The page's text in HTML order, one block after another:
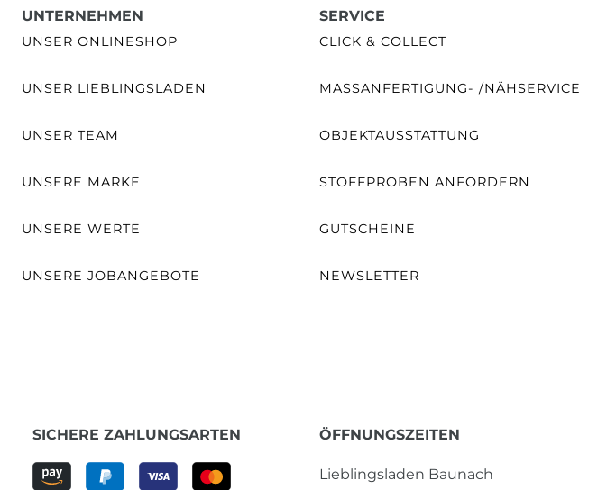
UNTERNEHMEN
UNSER ONLINESHOP
UNSER LIEBLINGSLADEN
UNSER TEAM
UNSERE MARKE
UNSERE WERTE
UNSERE JOBANGEBOTE
SERVICE
CLICK & COLLECT
MASSANFERTIGUNG- /NÄHSERVICE
OBJEKTAUSSTATTUNG
STOFFPROBEN ANFORDERN
GUTSCHEINE
NEWSLETTER
SICHERE ZAHLUNGSARTEN ÖFFNUNGSZEITEN
Lieblingsladen Baunach